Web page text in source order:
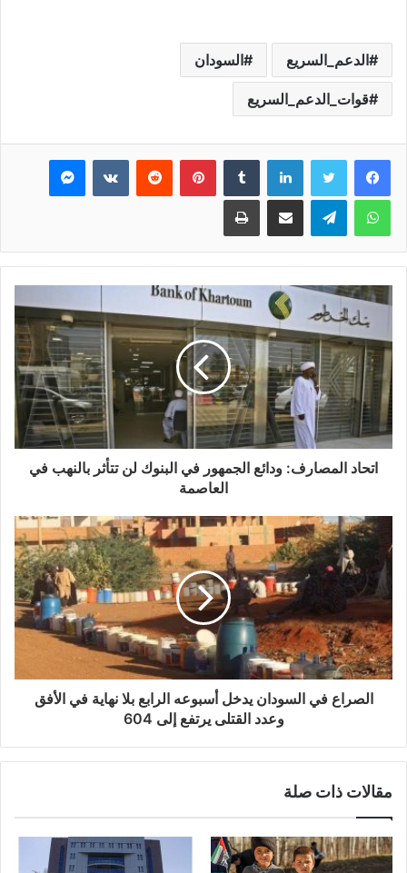
الدعم_السريع السودان
قوات_الدعم_السريع
فيسبوك تويتر لينكدإن بينتيريست ماسنجر
واتساب تيلقرام مشاركة عبر البريد طباعة
اتحاد المصارف: ودائع الجمهور في البنوك لن تتأثر بالنهب في
العاصمة
الصراع في السودان يدخل أسبوعه الرابع بلا نهاية في الأفق
وعدد القتلى يرتفع إلى 604
مقالات ذات صلة